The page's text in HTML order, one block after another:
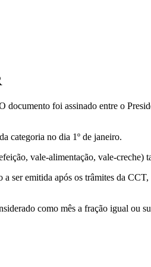
foi assinado entre o
categoria no dia 1º de janeiro.
vale-alimentação, vale-creche)
ser emitida após os trâmites da
como mês a fração igual ou